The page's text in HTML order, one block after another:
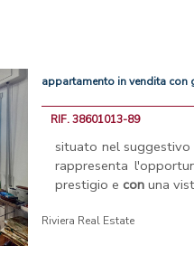
appartamento in vendita con
RIF. 38601013-89
situato nel
rappresenta
prestigio econ una
Riviera Real Estate